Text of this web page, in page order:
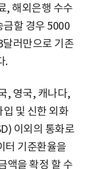
, 해외은행 수수
금할 경우 5000
러만으로 기존
.
, 영국, 캐나다,
및 신한 외화
이외의 통화로
터 기준환율을
액을 확정 할 수